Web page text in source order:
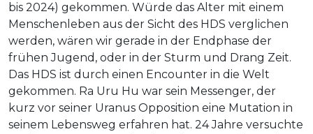
bis 2024) gekommen. Würde das Alter mit einem
Menschenleben aus der Sicht des HDS verglichen
werden, wären wir gerade in der Endphase der
frühen Jugend, oder in der Sturm und Drang Zeit.
Das HDS ist durch einen Encounter in die Welt
gekommen. Ra Uru Hu war sein Messenger, der
kurz vor seiner Uranus Opposition eine Mutation in
seinem Lebensweg erfahren hat. 24 Jahre versuchte